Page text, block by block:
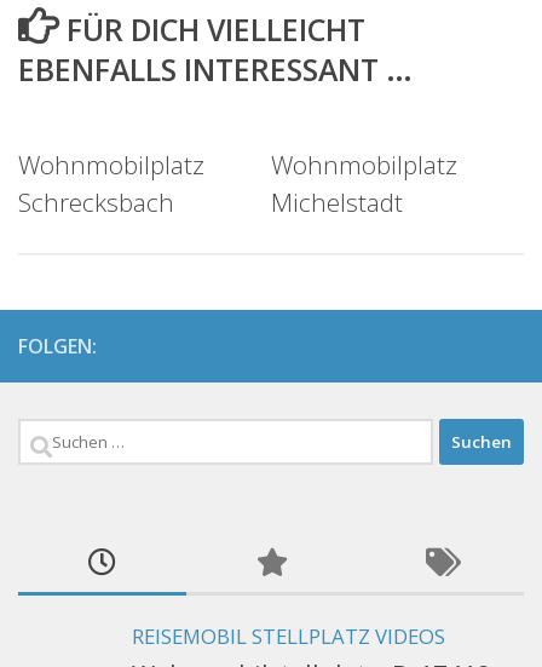
FÜR DICH VIELLEICHT
EBENFALLS INTERESSANT …
Wohnmobilplatz
Schrecksbach
Wohnmobilplatz
Michelstadt
FOLGEN:
Suchen
REISEMOBIL STELLPLATZ VIDEOS